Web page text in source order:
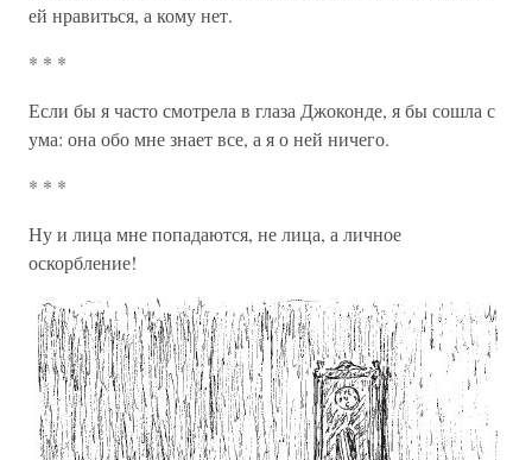
ей нравиться, а кому нет.
* * *
Если бы я часто смотрела в глаза Джоконде, я бы сошла с
ума: она обо мне знает все, а я о ней ничего.
* * *
Ну и лица мне попадаются, не лица, а личное
оскорбление!